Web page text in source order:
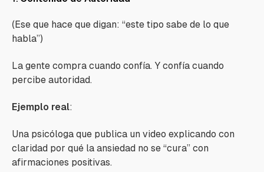
(Ese que hace que digan: “este tipo sabe de lo que
habla”)
La gente compra cuando confía. Y confía cuando
percibe autoridad.
Ejemplo real:
Una psicóloga que publica un video explicando con
claridad por qué la ansiedad no se “cura” con
afirmaciones positivas.